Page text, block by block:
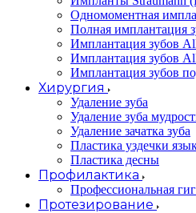
Одномоментная
Полная имплантация
Имплантация зубов
Имплантация зубов
Имплантация зубов
Хирургия
Удаление зуба
Удаление зуба
Удаление зачатка зуба
Пластика уздечки
Пластика десны
Профилактика
Профессиональная
Протезирование